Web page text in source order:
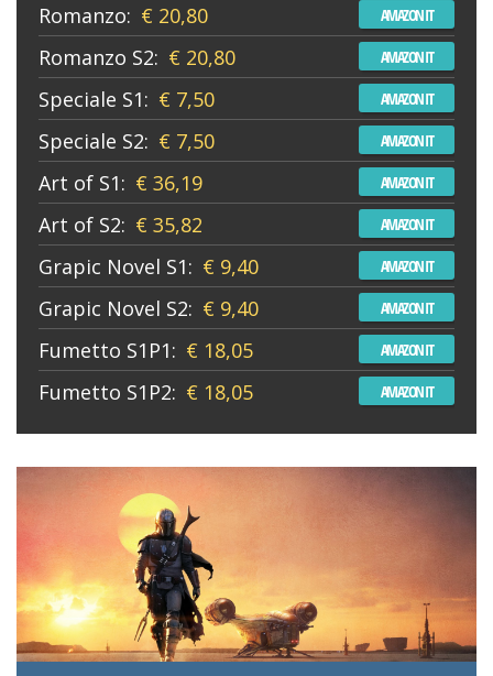
Romanzo: € 20,80 AMAZON IT
Romanzo S2: € 20,80 AMAZON IT
Speciale S1: € 7,50 AMAZON IT
Speciale S2: € 7,50 AMAZON IT
Art of S1: € 36,19 AMAZON IT
Art of S2: € 35,82 AMAZON IT
Grapic Novel S1: € 9,40 AMAZON IT
Grapic Novel S2: € 9,40 AMAZON IT
Fumetto S1P1: € 18,05 AMAZON IT
Fumetto S1P2: € 18,05 AMAZON IT